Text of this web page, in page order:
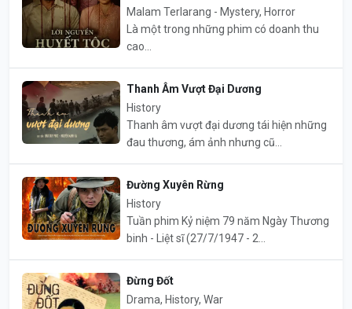
Malam Terlarang - Mystery, Horror
Là một trong những phim có doanh thu
cao...
Thanh Âm Vượt Đại Dương
History
Thanh âm vượt đại dương tái hiện những
đau thương, ám ảnh nhưng cũ...
Đường Xuyên Rừng
History
Tuần phim Kỷ niệm 79 năm Ngày Thương
binh - Liệt sĩ (27/7/1947 - 2...
Đừng Đốt
Drama, History, War